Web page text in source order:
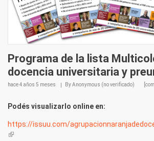
Programa de la lista
docencia universitaria y
hace4 años 5 meses ByAnonymous (no verificado)
Podés visualizarlo online en:
https://issuu.com/
(link is external)